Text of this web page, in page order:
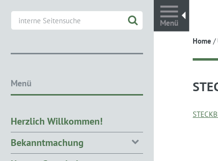
Home /
Menü
Herzlich Willkommen!
Bekanntmachung